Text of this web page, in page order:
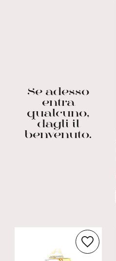
Se adesso
entra
qualcuno,
dagli il
benvenuto.